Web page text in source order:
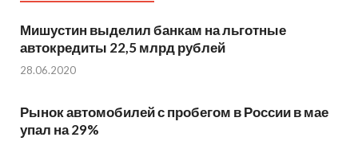
Мишустин выделил банкам на льготные
автокредиты 22,5 млрд рублей
28.06.2020
Рынок автомобилей с пробегом в России в мае
упал на 29%